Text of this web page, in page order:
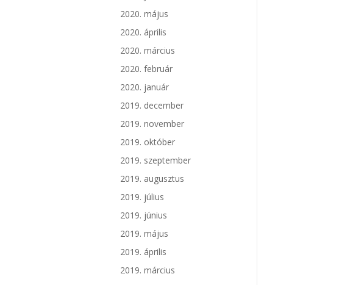
2020. május
2020. április
2020. március
2020. február
2020. január
2019. december
2019. november
2019. október
2019. szeptember
2019. augusztus
2019. július
2019. június
2019. május
2019. április
2019. március